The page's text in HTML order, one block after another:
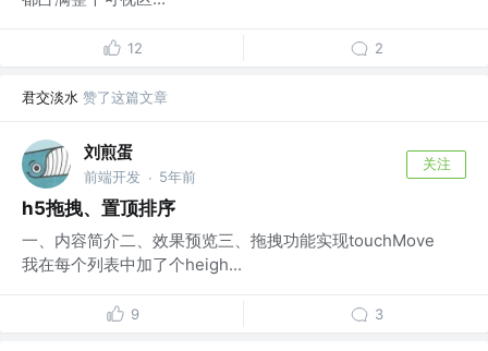
12 2
君交淡水 赞了这篇文章
刘煎蛋
前端开发 · 5年前
关注
h5拖拽、置顶排序
一、内容简介二、效果预览三、拖拽功能实现touchMove
我在每个列表中加了个heigh...
9 3